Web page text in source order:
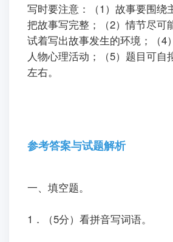
ㅤㅤ写时要注意：（1）故事要围
把故事写完整；（2）情节尽可
试着写出故事发生的环境；（4
人物心理活动；（5）题目可自
左右。
参考答案与试题解析
一、填空题。
1．（5分）看拼音写词语。